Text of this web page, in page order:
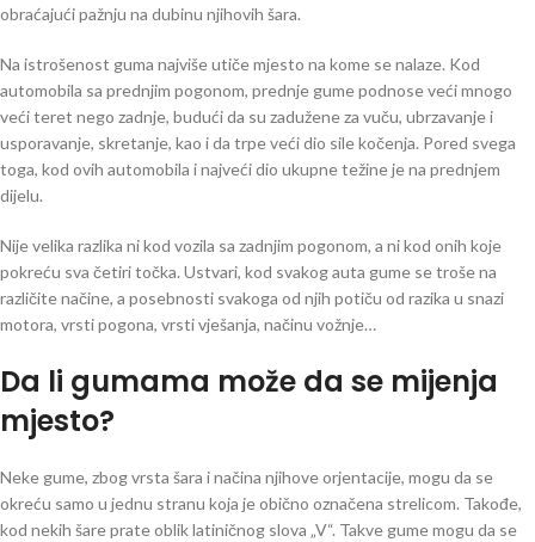
obraćajući pažnju na dubinu njihovih šara.
Na istrošenost guma najviše utiče mjesto na kome se nalaze. Kod
automobila sa prednjim pogonom, prednje gume podnose veći mnogo
veći teret nego zadnje, budući da su zadužene za vuču, ubrzavanje i
usporavanje, skretanje, kao i da trpe veći dio sile kočenja. Pored svega
toga, kod ovih automobila i najveći dio ukupne težine je na prednjem
dijelu.
Nije velika razlika ni kod vozila sa zadnjim pogonom, a ni kod onih koje
pokreću sva četiri točka. Ustvari, kod svakog auta gume se troše na
različite načine, a posebnosti svakoga od njih potiču od razika u snazi
motora, vrsti pogona, vrsti vješanja, načinu vožnje…
Da li gumama može da se mijenja
mjesto?
Neke gume, zbog vrsta šara i načina njihove orjentacije, mogu da se
okreću samo u jednu stranu koja je obično označena strelicom. Takođe,
kod nekih šare prate oblik latiničnog slova „V“. Takve gume mogu da se